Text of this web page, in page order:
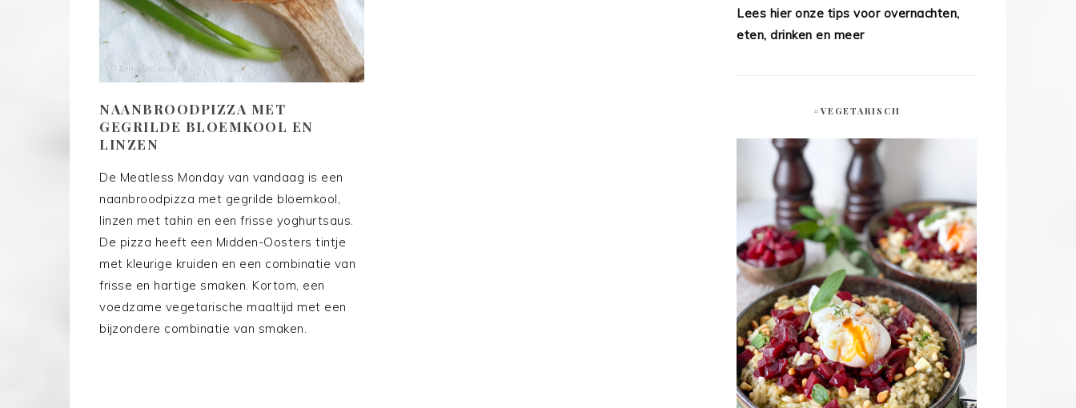
NAANBROODPIZZA MET
GEGRILDE BLOEMKOOL EN
LINZEN
De Meatless Monday van vandaag is een
naanbroodpizza met gegrilde bloemkool,
linzen met tahin en een frisse yoghurtsaus.
De pizza heeft een Midden-Oosters tintje
met kleurige kruiden en een combinatie van
frisse en hartige smaken. Kortom, een
voedzame vegetarische maaltijd met een
bijzondere combinatie van smaken.
Lees hier onze tips voor overnachten,
eten, drinken en meer
#VEGETARISCH